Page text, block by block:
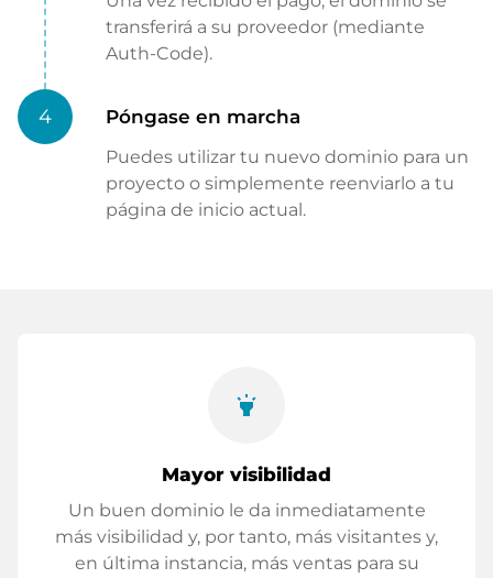
transferirá a su proveedor (mediante
Auth-Code).
4 Póngase en marcha
Puedes utilizar tu nuevo dominio para un
proyecto o simplemente reenviarlo a tu
página de inicio actual.
highlight
Mayor visibilidad
Un buen dominio le da inmediatamente
más visibilidad y, por tanto, más visitantes y,
en última instancia, más ventas para su